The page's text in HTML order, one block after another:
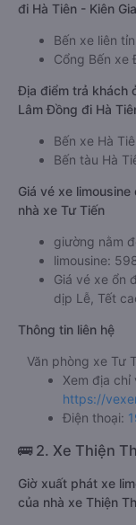
đi Hà Tiên - Kiên
Bến xe liên
Cổng Bến xe
Địa điểm trả khách
Lâm Đồng đi Hà
Bến xe Hà
Bến tàu Hà
Giá vé xe
nhà xe Tư Tiến
giường nằm
limousine:
Giá vé xe ổn
dịp Lễ, Tết
Thông tin liên hệ
Văn phòng xe Tư
Xem địa chỉ
https://
Điện thoại:
🚌 2. Xe Thiện
Giờ xuất phát xe
của nhà xe Thiện